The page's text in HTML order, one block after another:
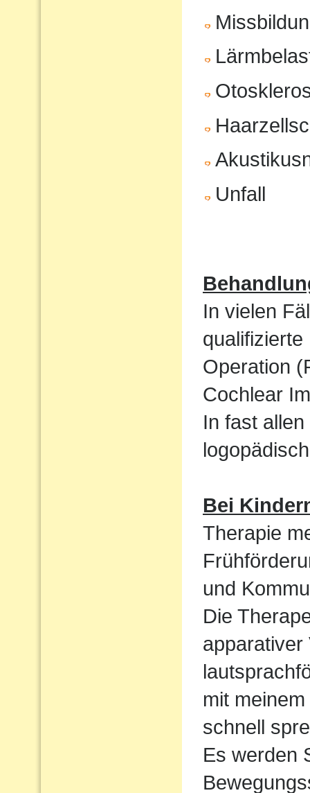
Unfall
In vielen
Operation
Cochlear
In fast
Bei
Therapie
und
Die
apparativer
mit
schnell
Es werden